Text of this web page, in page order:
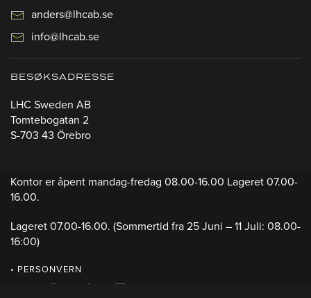
anders@lhcab.se
info@lhcab.se
BESØKSADRESSE
LHC Sweden AB
Tomtebogatan 2
S-703 43 Örebro
Kontor er åpent mandag-fredag 08.00-16.00 Lageret 07.00-
16.00.
Lageret 07.00-16.00. (Sommertid fra 25 Juni – 11 Juli: 08.00-
16:00)
• PERSONVERN